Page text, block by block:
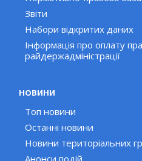
Звіти
Набори відкритих даних
Інформація про оплату
райдержадміністрації
НОВИНИ
Топ новини
Останні новини
Новини територіальних
Анонси подій